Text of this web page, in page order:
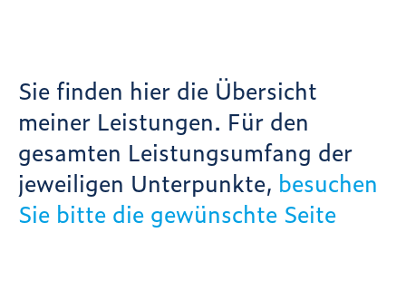
Sie finden hier die Übersicht
meiner Leistungen. Für den
gesamten Leistungsumfang der
jeweiligen Unterpunkte, besuchen
Sie bitte die gewünschte Seite